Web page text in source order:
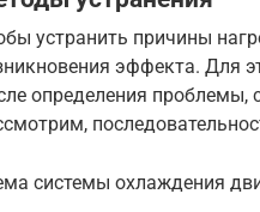
устранить причины
эффекта. Для
определения проблемы,
системы охлаждения